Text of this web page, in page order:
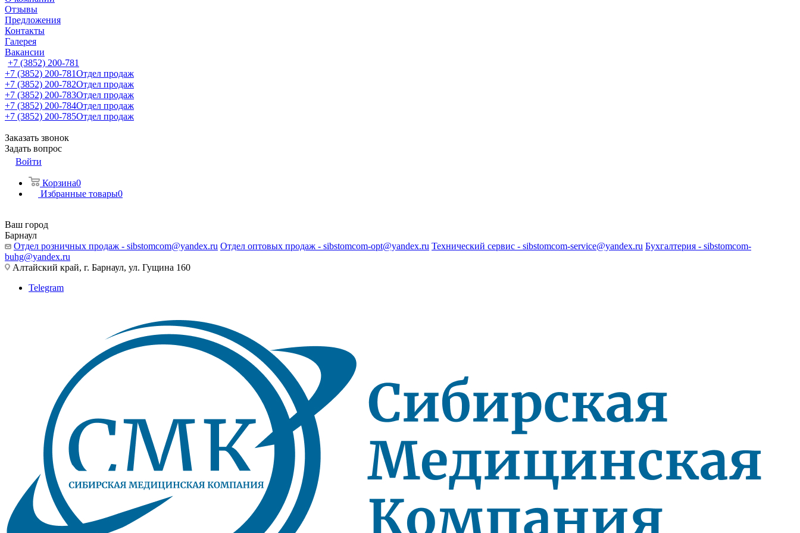
Отзывы
Предложения
Контакты
Галерея
Вакансии
+7 (3852) 200-781
+7 (3852) 200-781Отдел продаж
+7 (3852) 200-782Отдел продаж
+7 (3852) 200-783Отдел продаж
+7 (3852) 200-784Отдел продаж
+7 (3852) 200-785Отдел продаж
Заказать звонок
Задать вопрос
Войти
Корзина0
Избранные товары0
Ваш город
Барнаул
Отдел розничных продаж - sibstomcom@yandex.ru Отдел оптовых продаж - sibstomcom-opt@yandex.ru Технический сервис - sibstomcom-service@yandex.ru Бухгалтерия - sibstomcom-
buhg@yandex.ru
Алтайский край, г. Барнаул, ул. Гущина 160
Telegram